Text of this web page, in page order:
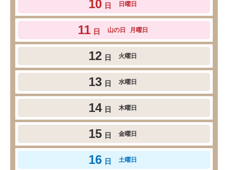
10 日 日曜日
11 日 山の日 月曜日
12 日 火曜日
13 日 水曜日
14 日 木曜日
15 日 金曜日
16 日 土曜日